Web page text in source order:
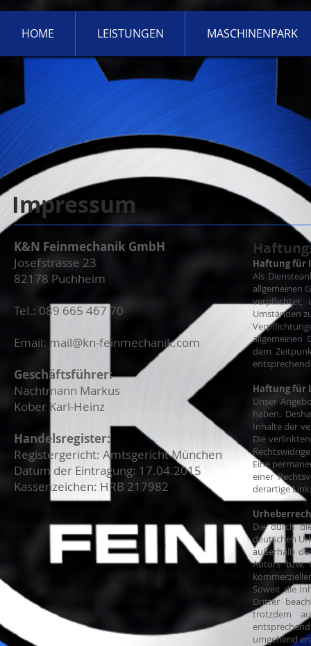
HOME LEISTUNGEN MASCHINENPARK
Impressum
K&N Feinmechanik GmbH
Josefstrasse 23
82178 Puchheim
Tel.: 089 665 467 70
Email: mail@kn-feinmechanik.com
Geschäftsführer:
Nachtmann Markus
Köber Karl-Heinz
Handelsregister:
Registergericht: Amtsgericht München
Datum der Eintragung: 17.04.2015
Kassenzeichen: HRB 217982
Haftung für
Als
allgemeinen
verpflichtet,
Umständen
allgemeinen
dem
Haftung für
Unser
haben.
Inhalte der
Die
Eine
einer
derartige
Die durch
deutschen
außerhalb
Autors bzw.
Soweit die
Dritter
trotzdem
umgehend